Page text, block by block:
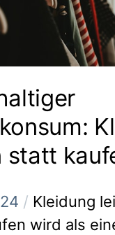
statt
/ Kleidung
wird als